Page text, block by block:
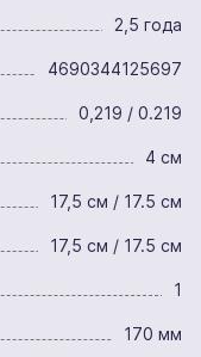
2,5 года
4690344125697
0,219 / 0.219
4 см
17,5 см / 17.5 см
17,5 см / 17.5 см
1
170 мм